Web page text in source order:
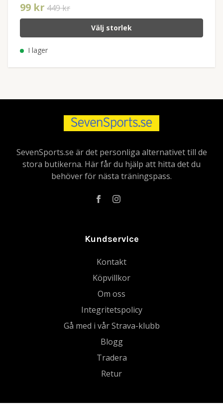
99 kr 449 kr
Välj storlek
I lager
SevenSports.se är det personliga alternativet till de
stora butikerna. Här får du hjälp att hitta det du
behöver för nästa träningspass.
Kundservice
Kontakt
Köpvillkor
Om oss
Integritetspolicy
Gå med i vår Strava-klubb
Blogg
Tradera
Retur